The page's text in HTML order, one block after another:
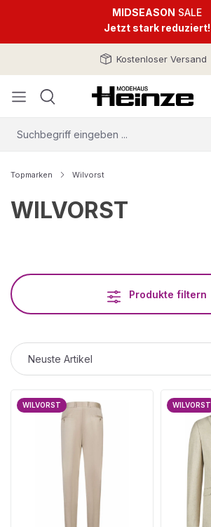
MIDSEASON SALE
Jetzt stark reduziert!
Kostenloser Versand
Topmarken Wilvorst
WILVORST
Produkte filtern
WILVORST WILVORST